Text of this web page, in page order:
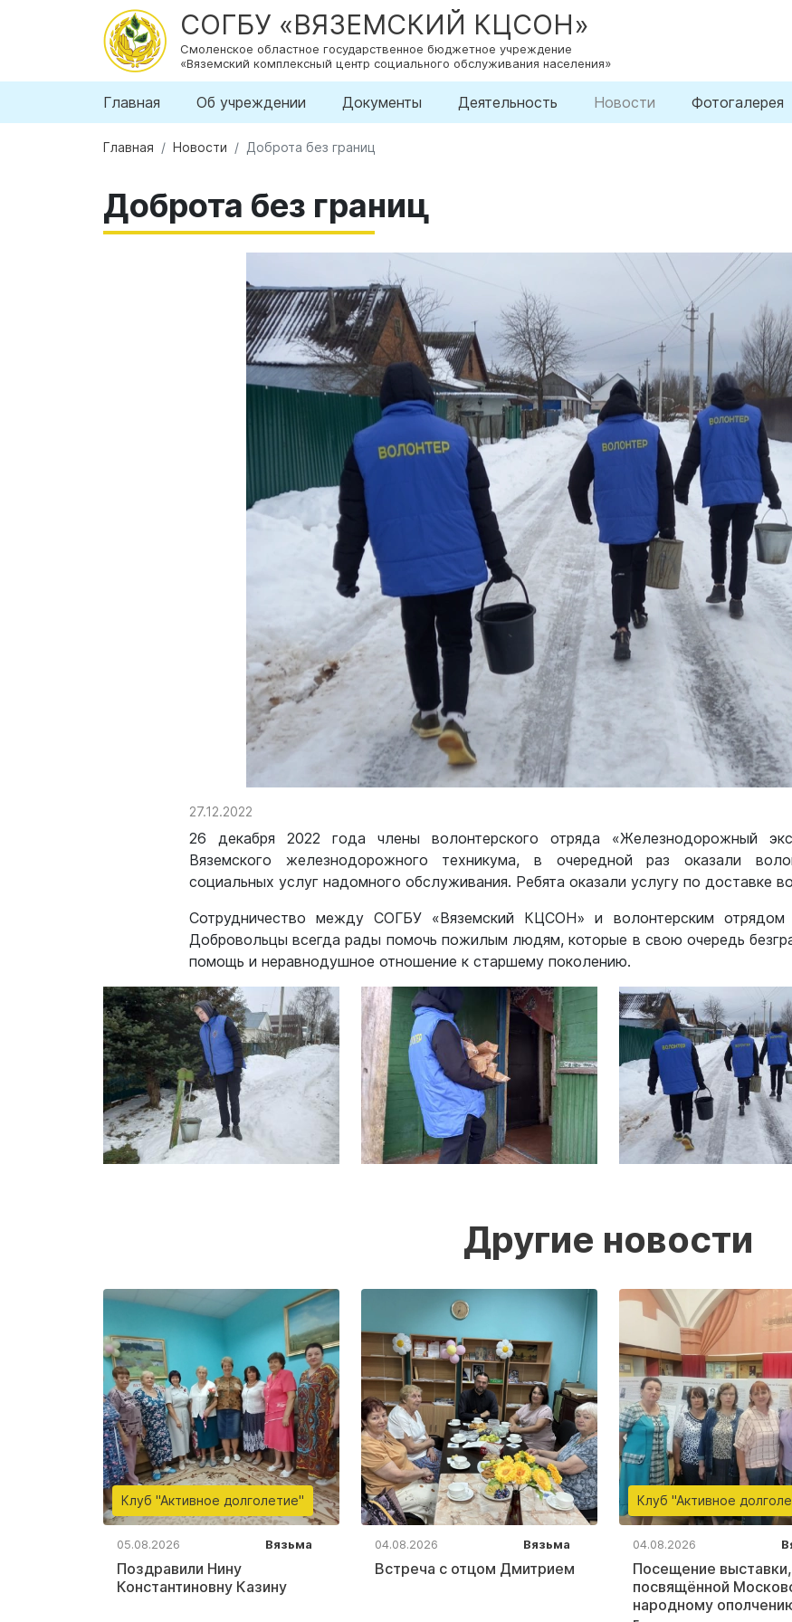
СОГБУ «ВЯЗЕМСКИЙ КЦСОН»
Смоленское областное государственное бюджетное учреждение
«Вяземский комплексный центр социального обслуживания населения»
Главная Об учреждении Документы Деятельность Новости Фотогалерея
Главная Новости Доброта без границ
Доброта без границ
27.12.2022
26 декабря 2022 года члены волонтерского отряда «Железнодорожный
Вяземского железнодорожного техникума, в очередной раз оказали
социальных услуг надомного обслуживания. Ребята оказали услугу по доставке
Сотрудничество между СОГБУ «Вяземский КЦСОН» и волонтерским
Добровольцы всегда рады помочь пожилым людям, которые в свою очередь
помощь и неравнодушное отношение к старшему поколению.
Другие новости
Клуб "Активное долголетие"
05.08.2026 Вязьма
Поздравили Нину
Константиновну Казину
04.08.2026 Вязьма
Встреча с отцом Дмитрием
Клуб "Активное
04.08.2026
Посещение выставки,
посвящённой
народному